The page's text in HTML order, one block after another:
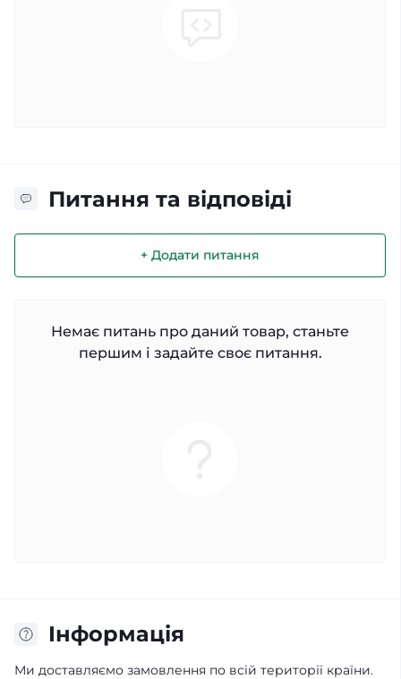
Питання та відповіді
+ Додати питання
Немає питань про даний товар, станьте
першим і задайте своє питання.
Iнформація
Ми доставляємо замовлення по всій території країни.